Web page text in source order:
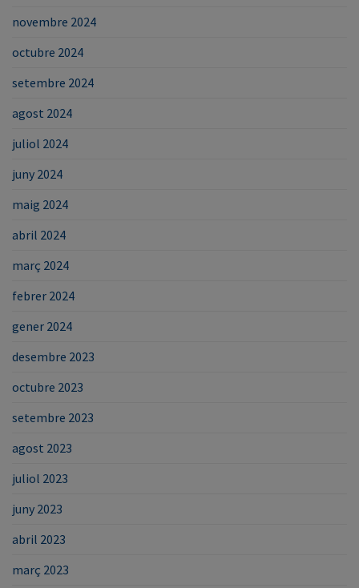
novembre 2024
octubre 2024
setembre 2024
agost 2024
juliol 2024
juny 2024
maig 2024
abril 2024
març 2024
febrer 2024
gener 2024
desembre 2023
octubre 2023
setembre 2023
agost 2023
juliol 2023
juny 2023
abril 2023
març 2023